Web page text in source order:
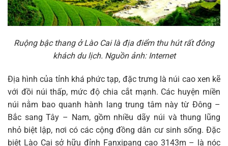
Ruộng bậc thang ở Lào Cai là địa điểm thu hút rất đông
khách du lịch. Nguồn ảnh: Internet
Địa hình của tỉnh khá phức tạp, đặc trưng là núi cao xen kẽ
với đồi núi thấp, mức độ chia cắt mạnh. Các huyện miền
núi nằm bao quanh hành lang trung tâm này từ Đông –
Bắc sang Tây – Nam, gồm nhiều dãy núi và thung lũng
nhỏ biệt lập, nơi có các cộng đồng dân cư sinh sống. Đặc
biệt Lào Cai sở hữu đỉnh Fanxipang cao 3143m – là nóc